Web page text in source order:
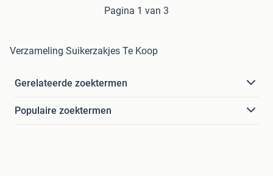
Pagina 1 van 3
Verzameling Suikerzakjes Te Koop
Gerelateerde zoektermen
Populaire zoektermen